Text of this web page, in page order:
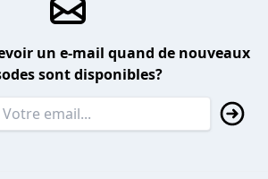
un e-mail quand de nouveaux
sont disponibles?